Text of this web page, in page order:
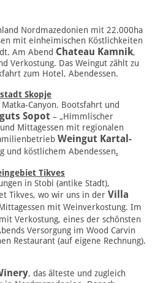
Nordmazedonien mit 22.000ha
mit einheimischen Köstlichkeiten
Am Abend Chateau Kamnik,
Verkostung. Das Weingut zählt zu
zum Hotel, Abendessen.
Skopje
Canyon. Bootsfahrt und
Sopot – „Himmlischer
Mittagessen mit regionalen
Weingut Kartal-
und köstlichem Abendessen.
Tikves
in Stobi (antike Stadt),
Tikves, wo wir uns in der Villa
mit Weinverkostung. Im
mit Verkostung, eines der schönsten
Versorgung im Wood Carvin
Restaurant (auf eigene Rechnung).
, das älteste und zugleich